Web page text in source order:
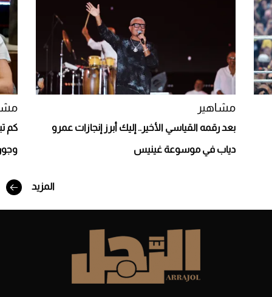
مشاهير
بعد رقمه القياسي الأخير.. إليك أبرز إنجازات عمرو
دياب في موسوعة غينيس
كم
المزيد